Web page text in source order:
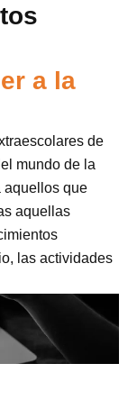
a la
de
mundo de la
aquellos que
aquellas
las actividades